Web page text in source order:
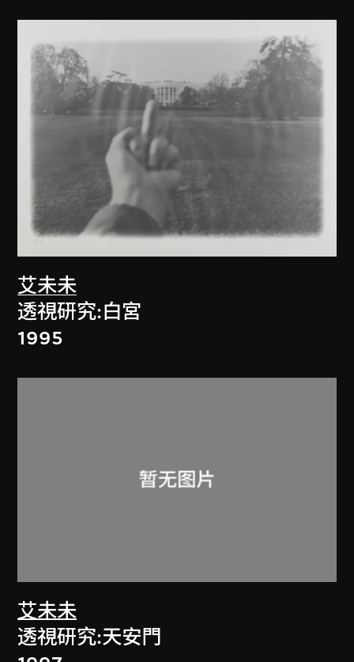
艾未未
透視研究:白宮
1995
艾未未
透視研究:天安門